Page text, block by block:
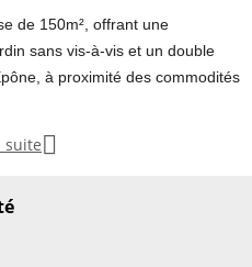
de 150m², offrant une
sans vis-à-vis et un double
à proximité des commodités
de-chaussée une entrée sur un
suite 